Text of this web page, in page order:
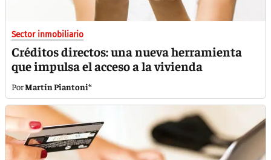
Sector inmobiliario
Créditos directos: una nueva herramienta
que impulsa el acceso a la vivienda
Martín Piantoni*